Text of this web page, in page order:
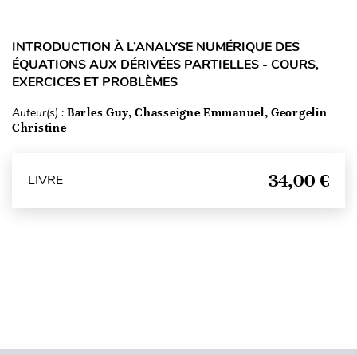
INTRODUCTION À L’ANALYSE NUMÉRIQUE DES
ÉQUATIONS AUX DÉRIVÉES PARTIELLES - COURS,
EXERCICES ET PROBLÈMES
Auteur(s) : Barles Guy, Chasseigne Emmanuel, Georgelin
Christine
LIVRE 34,00 €